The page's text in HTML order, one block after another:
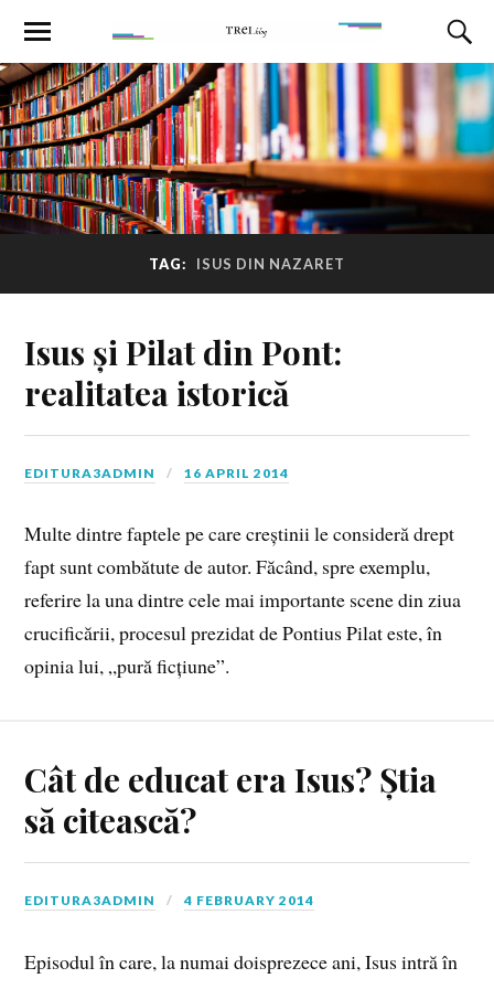
TAG: ISUS DIN NAZARET
Isus și Pilat din Pont:
realitatea istorică
EDITURA3ADMIN 16 APRIL 2014
Multe dintre faptele pe care creștinii le consideră drept
fapt sunt combătute de autor. Făcând, spre exemplu,
referire la una dintre cele mai importante scene din ziua
crucificării, procesul prezidat de Pontius Pilat este, în
opinia lui, „pură ficțiune”.
Cât de educat era Isus? Știa
să citească?
EDITURA3ADMIN 4 FEBRUARY 2014
Episodul în care, la numai doisprezece ani, Isus intră în